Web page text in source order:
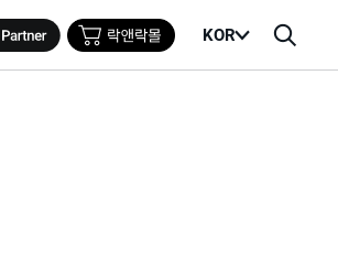
KOR
검
뉴